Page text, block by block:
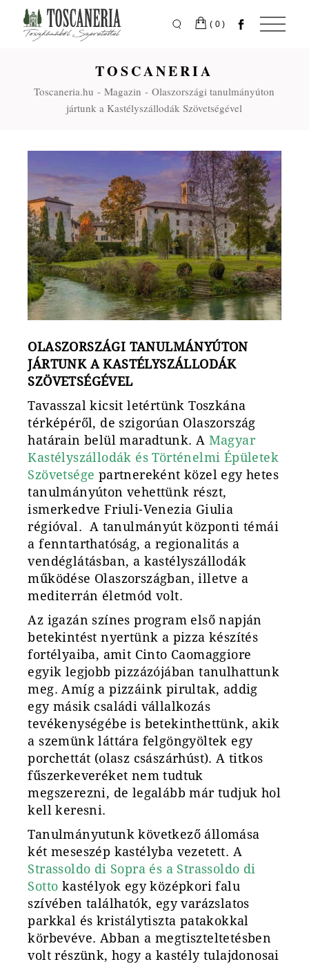
content
(0)
TOSCANERIA
Toscaneria.hu Magazin
Olaszországi tanulmányúton
jártunk a Kastélyszállodák Szövetségével
OLASZORSZÁGI TANULMÁNYÚTON
JÁRTUNK A KASTÉLYSZÁLLODÁK
SZÖVETSÉGÉVEL
Tavasszal kicsit letértünk Toszkána
térképéről, de szigorúan Olaszország
határain belül maradtunk. A Magyar
Kastélyszállodák és Történelmi Épületek
Szövetsége partnereként közel egy hetes
tanulmányúton vehettünk részt,
ismerkedve Friuli-Venezia Giulia
régióval.
A tanulmányút központi témái
a fenntarthatóság, a regionalitás a
vendéglátásban, a kastélyszállodák
működése Olaszországban, illetve a
mediterrán életmód volt.
Az igazán színes program első napján
betekintést nyertünk a pizza készítés
fortélyaiba, amit Cinto Caomaggiore
egyik legjobb pizzázójában tanulhattunk
meg. Amíg a pizzáink pirultak, addig
egy másik családi vállalkozás
tevékenységébe is betekinthettünk, akik
a szemünk láttára felgöngyöltek egy
porchettát (olasz császárhúst). A titkos
fűszerkeveréket nem tudtuk
megszerezni, de legalább már tudjuk hol
kell keresni.
Tanulmányutunk következőállomása
két meseszép kastélyba vezetett. A
Strassoldo di Sopra és a Strassoldo di
Sotto kastélyok egy középkori falu
szívében találhatók, egy varázslatos
parkkal és kristálytiszta patakokkal
körbevéve. Abban a megtiszteltetésben
volt részünk, hogy a kastély tulajdonosai